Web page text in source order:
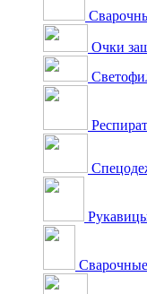
Очки